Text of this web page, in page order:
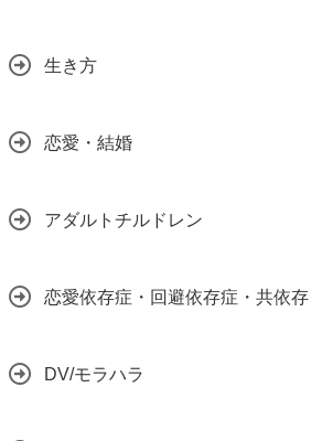
生き方
恋愛・結婚
アダルトチルドレン
恋愛依存症・回避依存症・共依存
DV/モラハラ